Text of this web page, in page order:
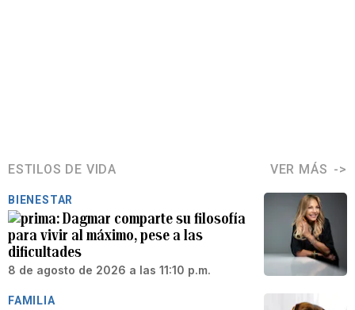
ESTILOS DE VIDA VER MÁS
BIENESTAR
Dagmar comparte su filosofía
para vivir al máximo, pese a las
dificultades
8 de agosto de 2026 a las 11:10 p.m.
FAMILIA